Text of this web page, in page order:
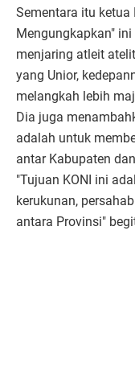
Sementara itu ketua
Mengungkapkan"
menjaring atleit
yang Unior,
melangkah lebih
Dia juga
adalah untuk
antar Kabupaten
"Tujuan KONI ini
kerukunan,
antara Provinsi"